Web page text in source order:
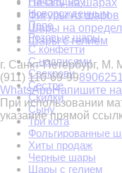
Новорожденным
Папе
Розовые шары
С конфетти
С надписями
Свекрови
Сестре
Скидки
Сыну
Три кота
Фольгированные
Хиты продаж
Черные шары
Шары с гелием
Печать на шарах
Фигуры из шаров
Шары на
Шары с гелием
г. Санкт-Петербург,
(911) 110-69-99
WhatsAppНапишите
При использовании
указание прямой